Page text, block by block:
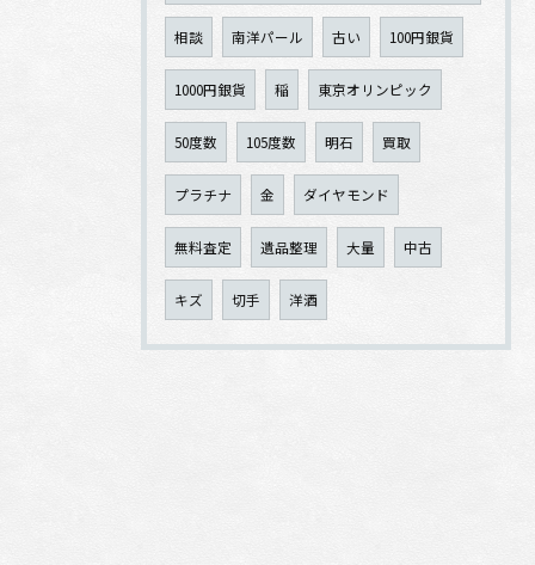
相談 南洋パール 古い 100円銀貨
1000円銀貨 稲 東京オリンピック
50度数 105度数 明石 買取
プラチナ 金 ダイヤモンド
無料査定 遺品整理 大量 中古
キズ 切手 洋酒